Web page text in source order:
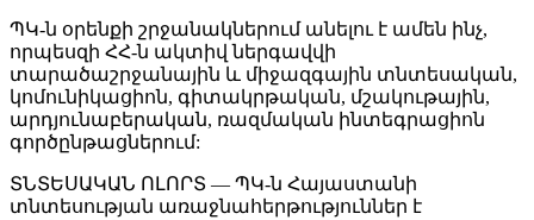
ՊԿ-ն օրենքի շրջանակներում անելու է ամեն ինչ,
որպեսզի ՀՀ-ն ակտիվ ներգավվի
տարածաշրջանային և միջազգային տնտեսական,
կոմունիկացիոն, գիտակրթական, մշակութային,
արդյունաբերական, ռազմական ինտեգրացիոն
գործընթացներում:
ՏՆՏԵՍԱԿԱՆ ՈԼՈՐՏ — ՊԿ-ն Հայաստանի
տնտեսության առաջնահերթություններ է